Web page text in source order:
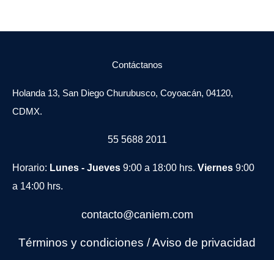
Contáctanos
Holanda 13, San Diego Churubusco, Coyoacán, 04120,
CDMX.
55 5688 2011
Horario: Lunes - Jueves 9:00 a 18:00 hrs. Viernes 9:00
a 14:00 hrs.
contacto@caniem.com
Términos y condiciones /Aviso de privacidad